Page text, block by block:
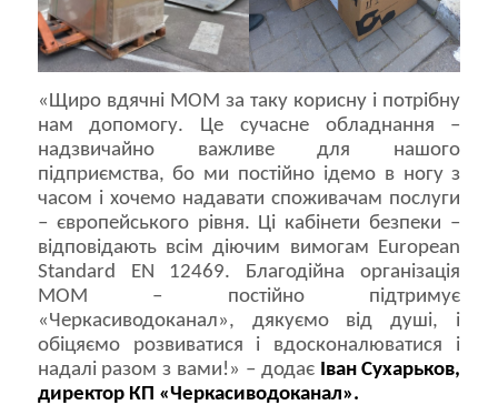
«Щиро вдячні МОМ за таку корисну і потрібну
нам допомогу. Це сучасне обладнання –
надзвичайно важливе для нашого
підприємства, бо ми постійно ідемо в ногу з
часом і хочемо надавати споживачам послуги
– європейського рівня. Ці кабінети безпеки –
відповідають всім діючим вимогам European
Standard EN 12469. Благодійна організація
МОМ – постійно підтримує
«Черкасиводоканал», дякуємо від душі, і
обіцяємо розвиватися і вдосконалюватися і
надалі разом з вами!» – додаєІван Сухарьков,
директор КП «Черкасиводоканал».